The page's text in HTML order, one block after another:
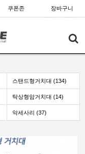
쿠폰존 장바구니
스탠드형거치대 (134)
탁상형암거치대 (14)
악세사리 (37)